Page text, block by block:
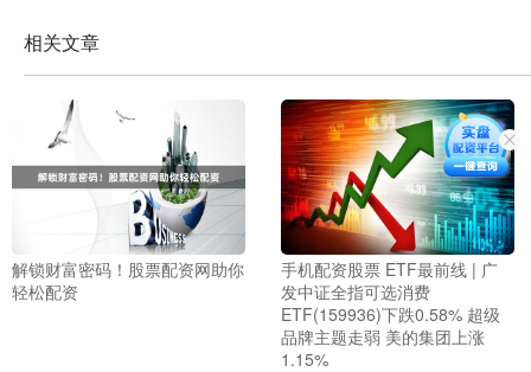
相关文章
解锁财富密码！股票配资网助你
轻松配资
手机配资股票 ETF最前线 | 广
发中证全指可选消费
ETF(159936)下跌0.58% 超级
品牌主题走弱 美的集团上涨
1.15%